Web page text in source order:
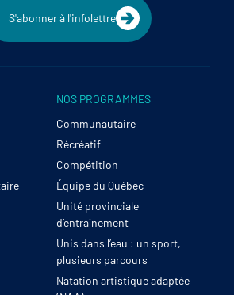
S'abonner à l'infolettre
NOS PROGRAMMES
Communautaire
Récréatif
Compétition
Équipe du Québec
Unité provinciale
d’entraînement
Unis dans l’eau : un sport,
plusieurs parcours
Natation artistique adaptée